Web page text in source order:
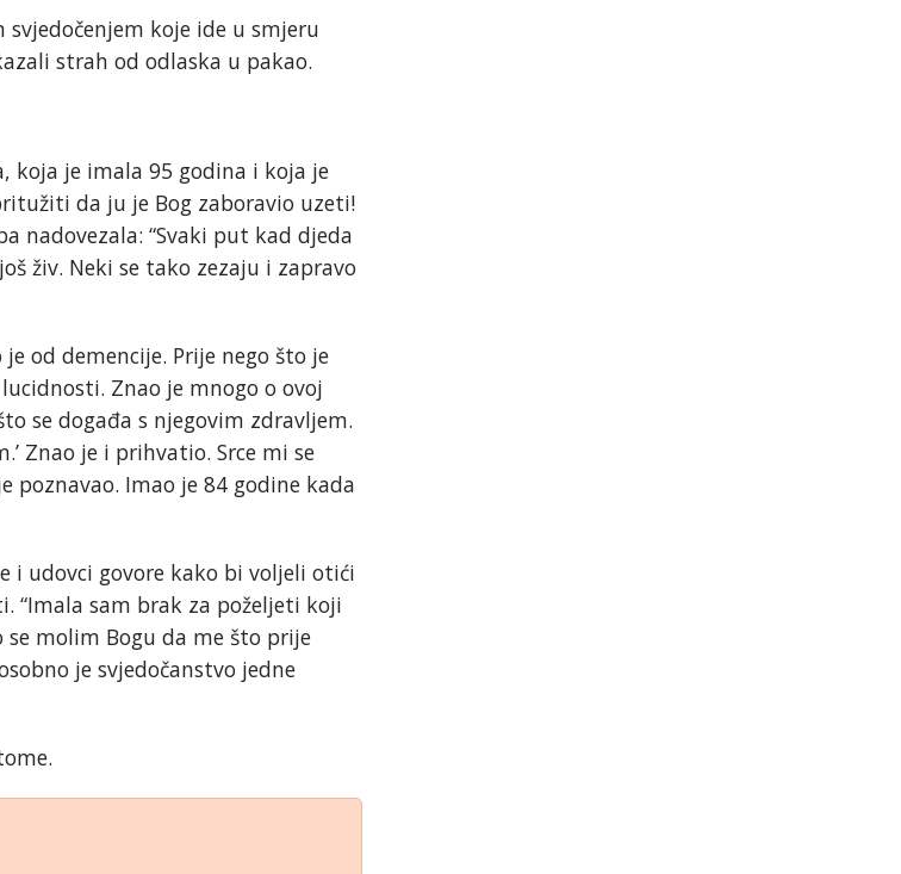
koje ide u smjeru
strah od odlaska u pakao.
koja je imala 95 godina i koja je
da ju je Bog zaboravio uzeti!
nadovezala: “Svaki put kad djeda
živ. Neki se tako zezaju i zapravo
od demencije. Prije nego što je
Znao je mnogo o ovoj
se događa s njegovim zdravljem.
Znao je i prihvatio. Srce mi se
poznavao. Imao je 84 godine kada
i udovci govore kako bi voljeli otići
“Imala sam brak za poželjeti koji
molim Bogu da me što prije
je svjedočanstvo jedne